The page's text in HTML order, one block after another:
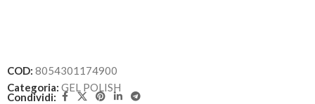
COD: 8054301174900
Categoria: GEL POLISH
Condividi: